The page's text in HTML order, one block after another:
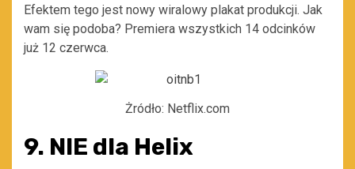
Efektem tego jest nowy wiralowy plakat produkcji. Jak
wam się podoba? Premiera wszystkich 14 odcinków
już 12 czerwca.
Żródło: Netflix.com
9. NIE dla Helix